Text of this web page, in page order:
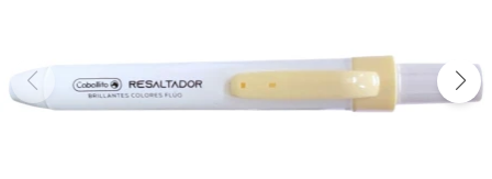
Papelería